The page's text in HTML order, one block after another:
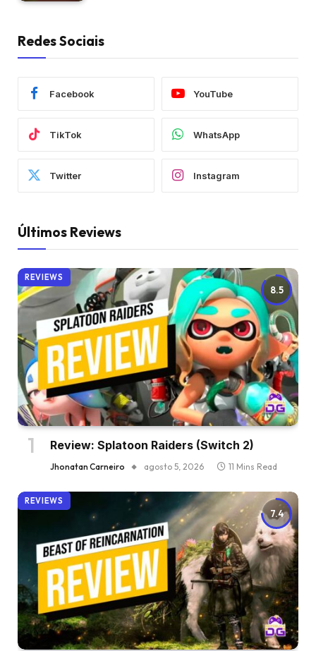
Redes Sociais
Facebook YouTube
TikTok WhatsApp
Twitter Instagram
Últimos Reviews
8.5
REVIEWS
Review: Splatoon Raiders (Switch 2)
Jhonatan Carneiro agosto 5, 2026 11 Mins Read
7.4
REVIEWS